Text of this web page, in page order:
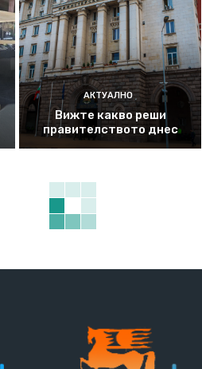
АКТУАЛНО
Вижте какво реши
правителството днес